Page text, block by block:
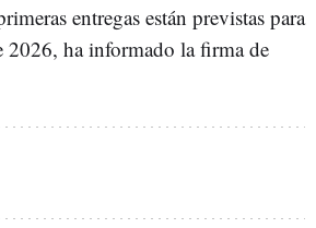
entregas están previstas para
2026, ha informado la firma de